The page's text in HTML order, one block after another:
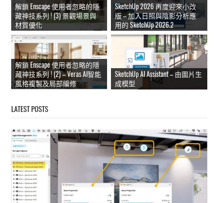
手
的
3D
軟
體
解鎖 Enscape 使用者忽略的隱
藏神技系列 ! (3) 景觀場景與
材質優化
SketchUp 2026 再度迎來小改
版 – 加入日照與陰影分析應
用的 SketchUp 2026.2
解鎖 Enscape 使用者忽略的隱
藏神技系列 ! (2) – Veras AI智能
風格複製及局部編修
SketchUp AI Assistant – 由圖片生
成模型
LATEST POSTS